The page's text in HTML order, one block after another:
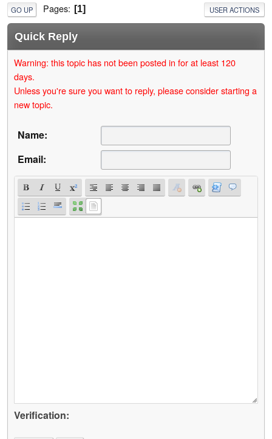
GO UP Pages 1 USER ACTIONS
Quick Reply
Warning: this topic has not been posted in for at least 120
days.
Unless you're sure you want to reply, please consider starting a
new topic.
Name:
Email:
Verification: